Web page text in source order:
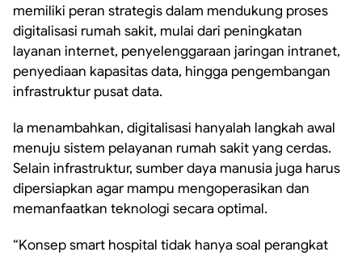
memiliki peran strategis dalam mendukung proses
digitalisasi rumah sakit, mulai dari peningkatan
layanan internet, penyelenggaraan jaringan intranet,
penyediaan kapasitas data, hingga pengembangan
infrastruktur pusat data.
Ia menambahkan, digitalisasi hanyalah langkah awal
menuju sistem pelayanan rumah sakit yang cerdas.
Selain infrastruktur, sumber daya manusia juga harus
dipersiapkan agar mampu mengoperasikan dan
memanfaatkan teknologi secara optimal.
“Konsep smart hospital tidak hanya soal perangkat